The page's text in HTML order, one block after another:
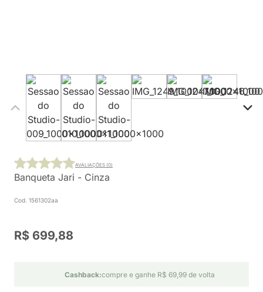
Banqueta Jari - Cinza
Cod. 1561302aa
AVALIAÇÕES (0)
R$ 699,88
Cashback:compre e ganhe R$ 69,99 de volta